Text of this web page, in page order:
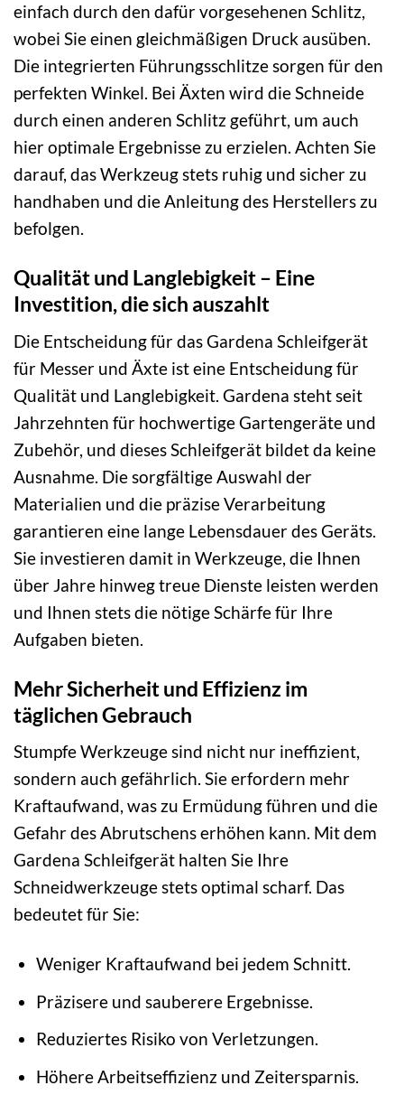
einfach durch den dafür vorgesehenen Schlitz,
wobei Sie einen gleichmäßigen Druck ausüben.
Die integrierten Führungsschlitze sorgen für den
perfekten Winkel. Bei Äxten wird die Schneide
durch einen anderen Schlitz geführt, um auch
hier optimale Ergebnisse zu erzielen. Achten Sie
darauf, das Werkzeug stets ruhig und sicher zu
handhaben und die Anleitung des Herstellers zu
befolgen.
Qualität und Langlebigkeit – Eine
Investition, die sich auszahlt
Die Entscheidung für das Gardena Schleifgerät
für Messer und Äxte ist eine Entscheidung für
Qualität und Langlebigkeit. Gardena steht seit
Jahrzehnten für hochwertige Gartengeräte und
Zubehör, und dieses Schleifgerät bildet da keine
Ausnahme. Die sorgfältige Auswahl der
Materialien und die präzise Verarbeitung
garantieren eine lange Lebensdauer des Geräts.
Sie investieren damit in Werkzeuge, die Ihnen
über Jahre hinweg treue Dienste leisten werden
und Ihnen stets die nötige Schärfe für Ihre
Aufgaben bieten.
Mehr Sicherheit und Effizienz im
täglichen Gebrauch
Stumpfe Werkzeuge sind nicht nur ineffizient,
sondern auch gefährlich. Sie erfordern mehr
Kraftaufwand, was zu Ermüdung führen und die
Gefahr des Abrutschens erhöhen kann. Mit dem
Gardena Schleifgerät halten Sie Ihre
Schneidwerkzeuge stets optimal scharf. Das
bedeutet für Sie:
Weniger Kraftaufwand bei jedem Schnitt.
Präzisere und sauberere Ergebnisse.
Reduziertes Risiko von Verletzungen.
Höhere Arbeitseffizienz und Zeitersparnis.